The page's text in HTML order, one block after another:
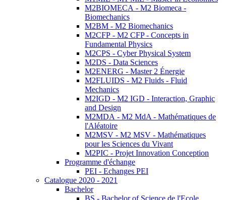
M2BIOMECA - M2 Biomeca -
Biomechanics
M2BM - M2 Biomechanics
M2CFP - M2 CFP - Concepts in
Fundamental Physics
M2CPS - Cyber Physical System
M2DS - Data Sciences
M2ENERG - Master 2 Énergie
M2FLUIDS - M2 Fluids - Fluid
Mechanics
M2IGD - M2 IGD - Interaction, Graphic
and Design
M2MDA - M2 MdA - Mathématiques de
l'Aléatoire
M2MSV - M2 MSV - Mathématiques
pour les Sciences du Vivant
M2PIC - Projet Innovation Conception
Programme d'échange
PEI - Echanges PEI
Catalogue 2020 - 2021
Bachelor
BS - Bachelor of Science de l'Ecole